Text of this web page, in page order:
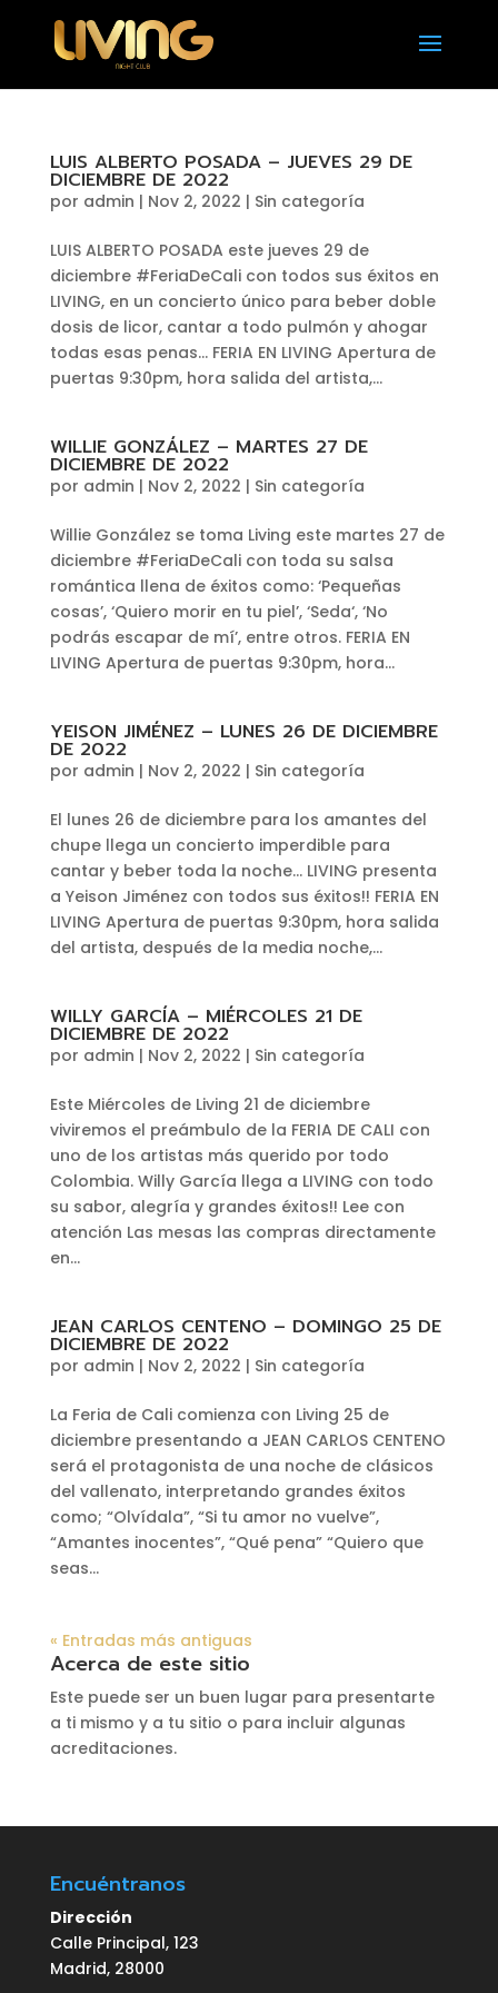
LUIS ALBERTO POSADA – JUEVES 29 DE
DICIEMBRE DE 2022
por admin | Nov 2, 2022 | Sin categoría
LUIS ALBERTO POSADA este jueves 29 de
diciembre #FeriaDeCali con todos sus éxitos en
LIVING, en un concierto único para beber doble
dosis de licor, cantar a todo pulmón y ahogar
todas esas penas… FERIA EN LIVING Apertura de
puertas 9:30pm, hora salida del artista,...
WILLIE GONZÁLEZ – MARTES 27 DE
DICIEMBRE DE 2022
por admin | Nov 2, 2022 | Sin categoría
Willie González se toma Living este martes 27 de
diciembre #FeriaDeCali con toda su salsa
romántica llena de éxitos como: ‘Pequeñas
cosas’, ‘Quiero morir en tu piel’, ‘Seda‘, ‘No
podrás escapar de mí’, entre otros. FERIA EN
LIVING Apertura de puertas 9:30pm, hora...
YEISON JIMÉNEZ – LUNES 26 DE DICIEMBRE
DE 2022
por admin | Nov 2, 2022 | Sin categoría
El lunes 26 de diciembre para los amantes del
chupe llega un concierto imperdible para
cantar y beber toda la noche… LIVING presenta
a Yeison Jiménez con todos sus éxitos!! FERIA EN
LIVING Apertura de puertas 9:30pm, hora salida
del artista, después de la media noche,...
WILLY GARCÍA – MIÉRCOLES 21 DE
DICIEMBRE DE 2022
por admin | Nov 2, 2022 | Sin categoría
Este Miércoles de Living 21 de diciembre
viviremos el preámbulo de la FERIA DE CALI con
uno de los artistas más querido por todo
Colombia. Willy García llega a LIVING con todo
su sabor, alegría y grandes éxitos!! Lee con
atención Las mesas las compras directamente
en...
JEAN CARLOS CENTENO – DOMINGO 25 DE
DICIEMBRE DE 2022
por admin | Nov 2, 2022 | Sin categoría
La Feria de Cali comienza con Living 25 de
diciembre presentando a JEAN CARLOS CENTENO
será el protagonista de una noche de clásicos
del vallenato, interpretando grandes éxitos
como; “Olvídala”, “Si tu amor no vuelve”,
“Amantes inocentes”, “Qué pena” “Quiero que
seas...
« Entradas más antiguas
Acerca de este sitio
Este puede ser un buen lugar para presentarte
a ti mismo y a tu sitio o para incluir algunas
acreditaciones.
Encuéntranos
Dirección
Calle Principal, 123
Madrid, 28000